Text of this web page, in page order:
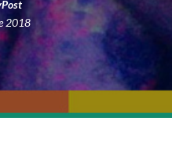
2018